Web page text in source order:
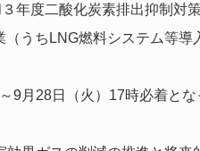
年度二酸化炭素排出抑制対
うちLNG燃料システム等
9月28日（火）17時必着とな